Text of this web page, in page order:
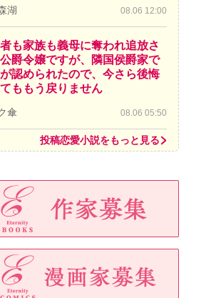
湖 08.06 12:00
も家族も義母に奪われ追放さ
爵令嬢ですが、隣国侯爵家で
認められたので、今さら後悔
ももう戻りません
傘 08.06 05:50
投稿恋愛小説をもっと見る